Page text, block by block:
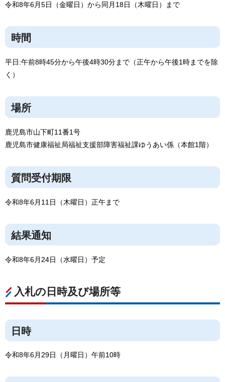
令和8年6月5日（金曜日）から同月18日（木曜日）まで
時間
平日:午前8時45分から午後4時30分まで（正午から午後1時までを除
く）
場所
鹿児島市山下町11番1号
鹿児島市健康福祉局福祉支援部障害福祉課ゆうあい係（本館1階）
質問受付期限
令和8年6月11日（木曜日）正午まで
結果通知
令和8年6月24日（水曜日）予定
入札の日時及び場所等
日時
令和8年6月29日（月曜日）午前10時